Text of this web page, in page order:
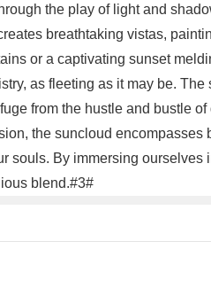
the play of light and
breathtaking vistas,
or a captivating sunset
as fleeting as it may be.
from the hustle and bustle
the suncloud
souls. By immersing
blend.#3#